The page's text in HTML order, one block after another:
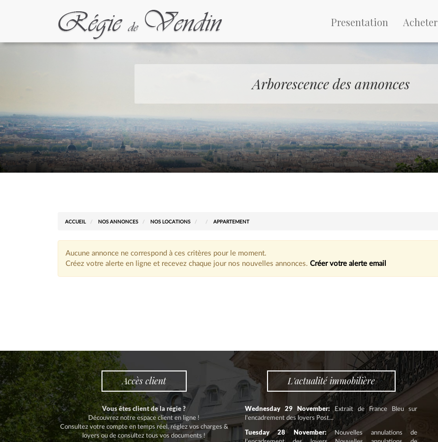
Presentation Acheter
Arborescence des annonces
ACCUEIL NOS ANNONCES NOS LOCATIONS APPARTEMENT
Aucune annonce ne correspond à ces critères pour le moment.
Créez votre alerte en ligne et recevez chaque jour nos nouvelles annonces. Créer votre alerte email
Accès client
Vous êtes client de la régie ?
Découvrez notre espace client en ligne !
Consultez votre compte en temps réel, réglez vos charges &
loyers ou de consultez tous vos documents !
L'actualité immobilière
Wednesday 29 November:
Extrait de France Bleu sur
l'encadrement des loyers Post...
Tuesday 28 November:Nouvelles annulations de